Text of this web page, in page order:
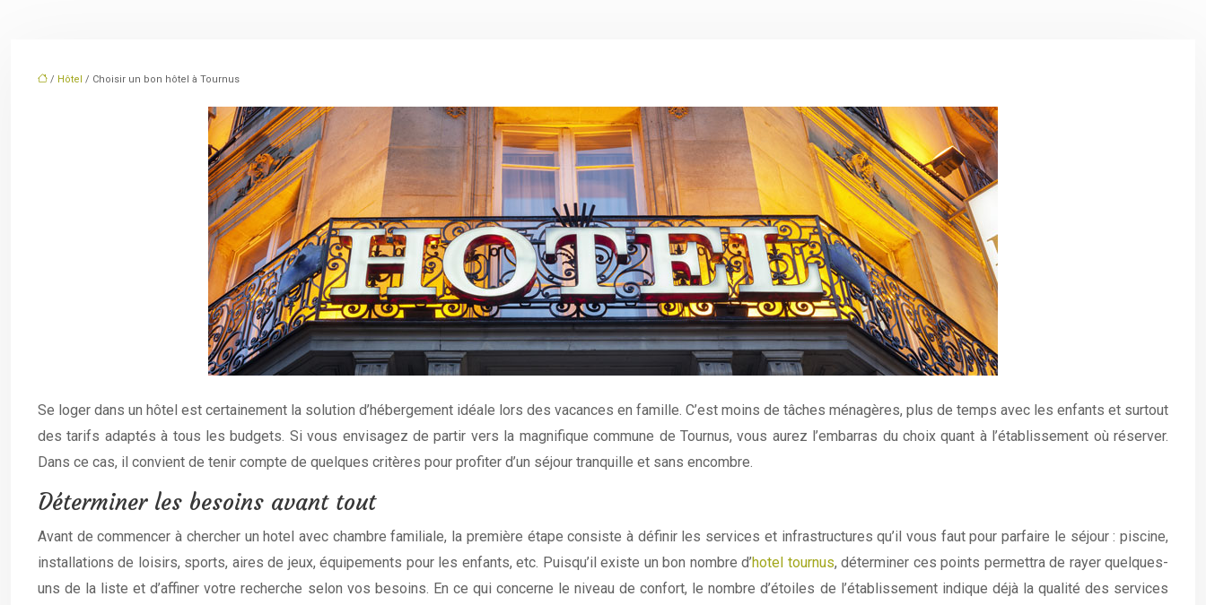
/ Hôtel / Choisir un bon hôtel à Tournus
Se loger dans un hôtel est certainement la solution d’hébergement idéale lors des vacances en famille. C’est moins de tâches ménagères, plus de temps avec les enfants et surtout
des tarifs adaptés à tous les budgets. Si vous envisagez de partir vers la magnifique commune de Tournus, vous aurez l’embarras du choix quant à l’établissement où réserver.
Dans ce cas, il convient de tenir compte de quelques critères pour profiter d’un séjour tranquille et sans encombre.
Déterminer les besoins avant tout
Avant de commencer à chercher un hotel avec chambre familiale, la première étape consiste à définir les services et infrastructures qu’il vous faut pour parfaire le séjour : piscine,
installations de loisirs, sports, aires de jeux, équipements pour les enfants, etc. Puisqu’il existe un bon nombre d’hotel tournus, déterminer ces points permettra de rayer quelques-
uns de la liste et d’affiner votre recherche selon vos besoins. En ce qui concerne le niveau de confort, le nombre d’étoiles de l’établissement indique déjà la qualité des services